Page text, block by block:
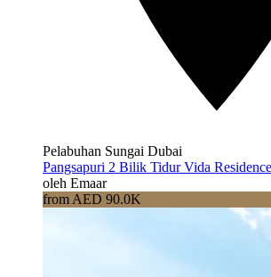
Pelabuhan Sungai Dubai
Pangsapuri 2 Bilik Tidur Vida
oleh Emaar
from AED 90.0K